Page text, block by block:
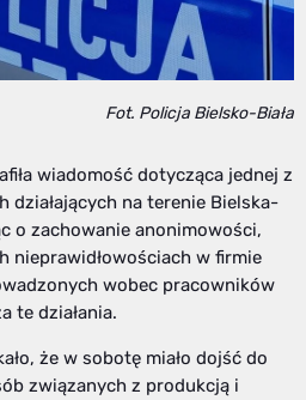
Fot. Policja Bielsko-Biała
wiadomość dotycząca jednej z
działających na terenie Bielska-
o zachowanie anonimowości,
nieprawidłowościach w firmie
wobec pracowników
te działania.
że w sobotę miało dojść do
związanych z produkcją i